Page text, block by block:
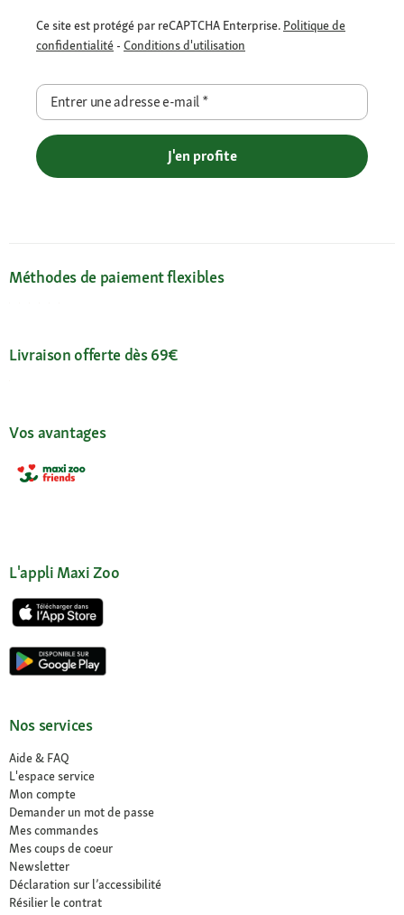
Ce site est protégé par reCAPTCHA Enterprise. Politique de
confidentialité - Conditions d'utilisation
Entrer une adresse e-mail*
J'en profite
Méthodes de paiement flexibles
Livraison offerte dès 69€
Vos avantages
L'appli Maxi Zoo
Nos services
Aide & FAQ
L'espace service
Mon compte
Demander un mot de passe
Mes commandes
Mes coups de coeur
Newsletter
Déclaration sur l’accessibilité
Résilier le contrat